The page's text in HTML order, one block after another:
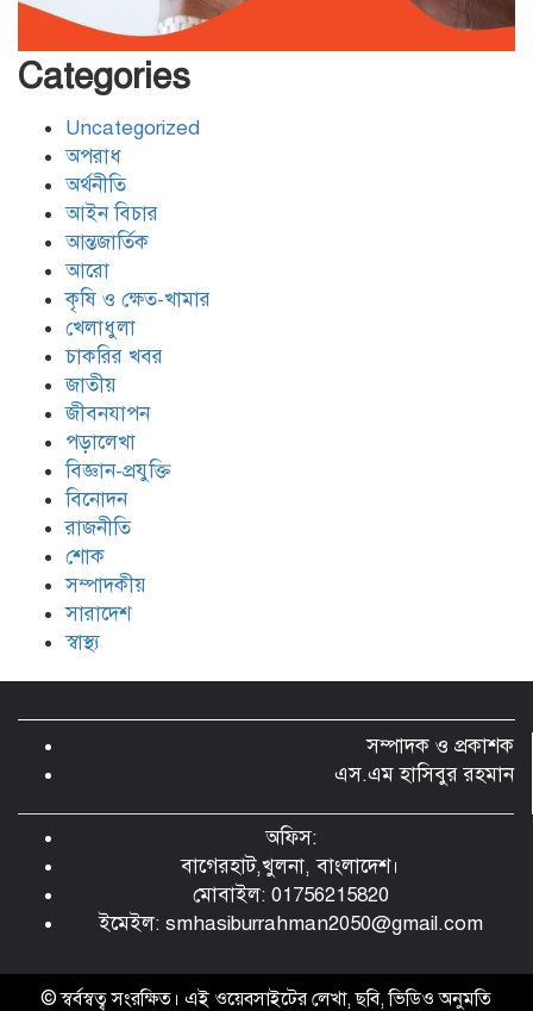
বেনাপোল চেকপোস্ট দিয়ে ভারতে
পাচার হওয়া ২০ নারী-শিশুকে ফেরত
Categories
Uncategorized
অপরাধ
অর্থনীতি
আইন বিচার
আন্তজার্তিক
আরো
কৃষি ও ক্ষেত-খামার
খেলাধুলা
চাকরির খবর
জাতীয়
জীবনযাপন
পড়ালেখা
বিজ্ঞান-প্রযুক্তি
বিনোদন
রাজনীতি
শোক
সম্পাদকীয়
সারাদেশ
স্বাস্থ্য
সম্পাদক ও প্রকাশক
এস.এম হাসিবুর রহমান
অফিস:
বাগেরহাট,খুলনা, বাংলাদেশ।
মোবাইল: 01756215820
ইমেইল: smhasiburrahman2050@gmail.com
© স্বর্বস্বত্ব সংরক্ষিত। এই ওয়েবসাইটের লেখা, ছবি, ভিডিও অনুমতি